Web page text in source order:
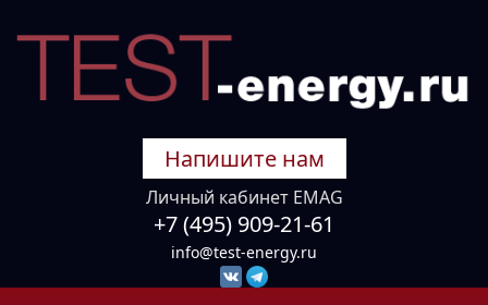
Напишите нам
Личный кабинет EMAG
+7 (495) 909-21-61
info@test-energy.ru